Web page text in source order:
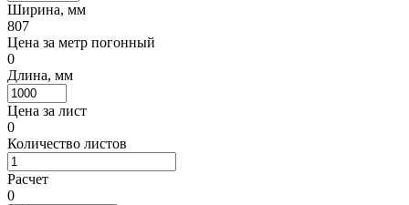
Ширина, мм
807
Цена за метр погонный
0
Длина, мм
Цена за лист
0
Количество листов
Расчет
0